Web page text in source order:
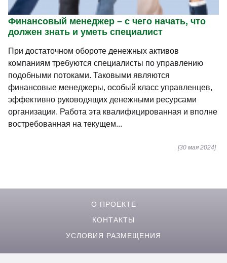
Финансовый менеджер – с чего начать, что
должен знать и уметь специалист
При достаточном обороте денежных активов
компаниям требуются специалисты по управлению
подобными потоками. Таковыми являются
финансовые менеджеры, особый класс управленцев,
эффективно руководящих денежными ресурсами
организации. Работа эта квалифицированная и вполне
востребованная на текущем...
[30 мая 2024]
О ПРОЕКТЕ
КОНТАКТЫ
УСЛОВИЯ РАЗМЕЩЕНИЯ